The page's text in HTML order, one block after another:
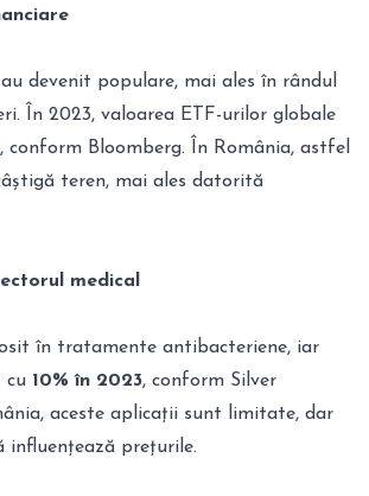
devenit populare, mai ales în rândul
În 2023, valoarea ETF-urilor globale
, conform Bloomberg. În România, astfel
teren, mai ales datorită
medical
în tratamente antibacteriene, iar
cu 10% în 2023, conform Silver
aceste aplicații sunt limitate, dar
influențează prețurile.